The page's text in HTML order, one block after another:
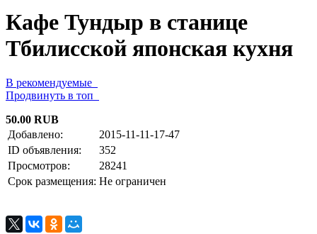
Кафе Тундыр в станице
Тбилисской японская кухня
В рекомендуемые
Продвинуть в топ
50.00 RUB
Добавлено:
2015-11-11-17-47
ID объявления:
352
Просмотров:
28241
Срок размещения: Не ограничен